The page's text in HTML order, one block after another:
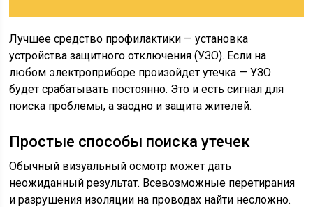
Лучшее средство профилактики — установка
устройства защитного отключения (УЗО). Если на
любом электроприборе произойдет утечка — УЗО
будет срабатывать постоянно. Это и есть сигнал для
поиска проблемы, а заодно и защита жителей.
Простые способы поиска утечек
Обычный визуальный осмотр может дать
неожиданный результат. Всевозможные перетирания
и разрушения изоляции на проводах найти несложно.